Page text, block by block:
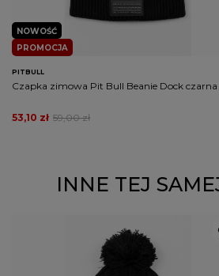
PROMOCJA
NOWOŚĆ
PITBULL
Czapka zimowa Pit Bull Beanie Dock czarna
59,00 zł
53,10 zł
INNE TEJ